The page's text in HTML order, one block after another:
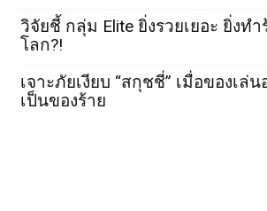
วิจัยชี้ กลุ่ม Elite ยิ่งรวยเยอะ ยิ่งทำ
โลก?!
เจาะภัยเงียบ “สกุชชี่” เมื่อของเล่น
เป็นของร้าย